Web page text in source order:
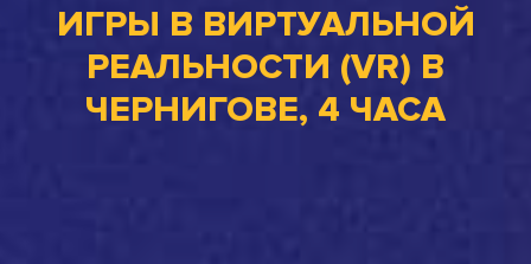
ИГРЫ В ВИРТУАЛЬНОЙ
РЕАЛЬНОСТИ (VR) В
ЧЕРНИГОВЕ, 4 ЧАСА